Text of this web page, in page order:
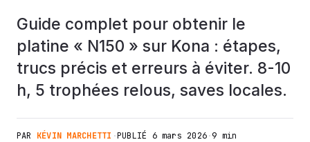
Guide complet pour obtenir le
platine « N150 » sur Kona : étapes,
trucs précis et erreurs à éviter. 8-10
h, 5 trophées relous, saves locales.
PAR KÉVIN MARCHETTI ·PUBLIÉ 6 mars 2026·9 min